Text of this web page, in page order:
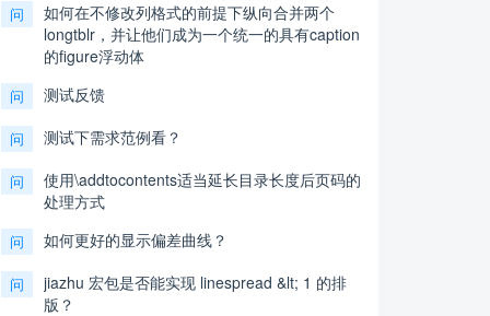
问
如何在不修改列格式的前提下纵向合并两个
longtblr，并让他们成为一个统一的具有caption
的figure浮动体
问 测试反馈
问 测试下需求范例看？
问
使用\addtocontents适当延长目录长度后页码的
处理方式
问 如何更好的显示偏差曲线？
问
jiazhu 宏包是否能实现 linespread &lt; 1 的排
版？